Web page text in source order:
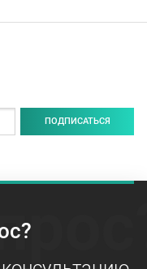
ПОДПИСАТЬСЯ